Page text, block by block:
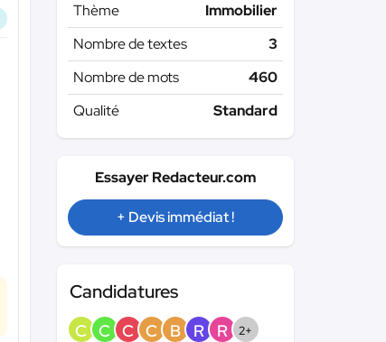
Thème
Immobilier
Nombre de textes
3
Nombre de mots
460
Qualité
Standard
Essayer Redacteur.com
+ Devis immédiat !
Candidatures
C C C C B R R 2+